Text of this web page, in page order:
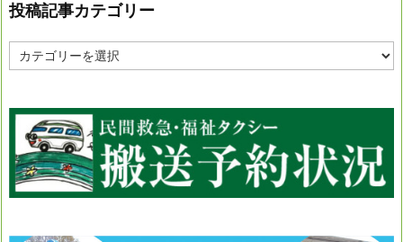
投稿記事カテゴリー
稿
カ
ゴ
リ
ー